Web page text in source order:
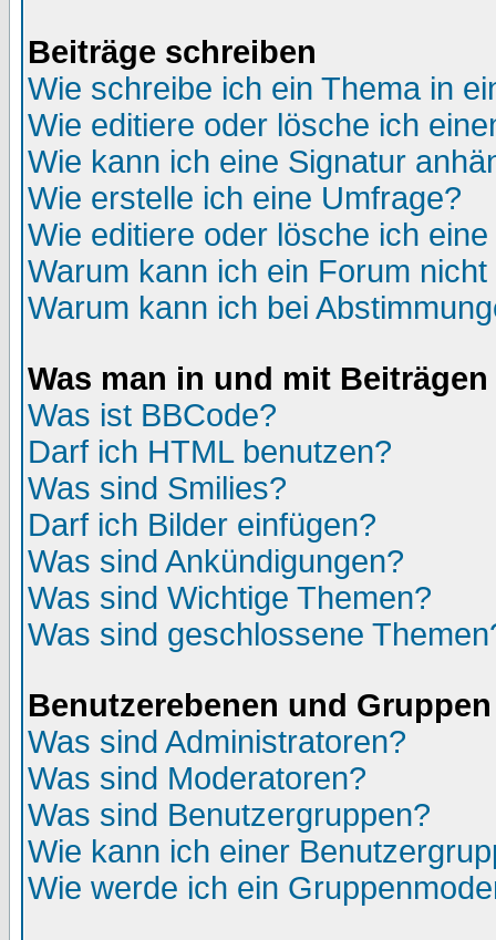
Beiträge schreiben
Wie schreibe ich ein Thema in
Wie editiere oder lösche ich
Wie kann ich eine Signatur
Wie erstelle ich eine Umfrage?
Wie editiere oder lösche ich
Warum kann ich ein Forum
Warum kann ich bei
Was man in und mit
Was ist BBCode?
Darf ich HTML benutzen?
Was sind Smilies?
Darf ich Bilder einfügen?
Was sind Ankündigungen?
Was sind Wichtige Themen?
Was sind geschlossene
Benutzerebenen und Gruppen
Was sind Administratoren?
Was sind Moderatoren?
Was sind Benutzergruppen?
Wie kann ich einer
Wie werde ich ein